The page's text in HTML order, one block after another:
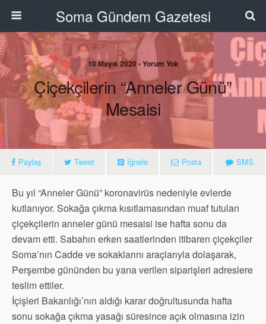
Soma Gündem Gazetesi
10 Mayıs 2020 • Yorum Yok
Çiçekçilerin “Anneler Günü”
Mesaisi
Paylaş Tweet İğnele Posta SMS
Bu yıl “Anneler Günü” koronavirüs nedeniyle evlerde
kutlanıyor. Sokağa çıkma kısıtlamasından muaf tutulan
çiçekçilerin anneler günü mesaisi ise hafta sonu da
devam etti. Sabahın erken saatlerinden itibaren çiçekçiler
Soma’nın Cadde ve sokaklarını araçlarıyla dolaşarak,
Perşembe gününden bu yana verilen siparişleri adreslere
teslim ettiler.
İçişleri Bakanlığı’nın aldığı karar doğrultusunda hafta
sonu sokağa çıkma yasağı süresince açık olmasına izin